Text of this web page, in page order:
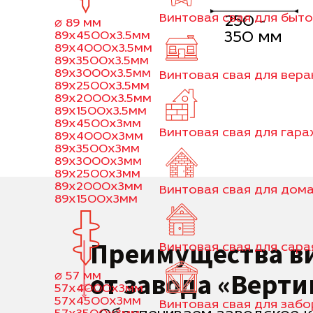
⌀ 89 мм
89x4500x3.5мм
89x4000x3.5мм
89x3500x3.5мм
89x3000x3.5мм
89x2500x3.5мм
89x2000x3.5мм
89x1500x3.5мм
89x4500x3мм
89x4000x3мм
89x3500x3мм
89x3000x3мм
89x2500x3мм
89x2000x3мм
89x1500x3мм
⌀ 57 мм
57x4000x3мм
57x4500x3мм
Винтовая свая для
Винтовая свая для
Винтовая свая для
Винтовая свая для
Винтовая свая для
Винтовая свая для
250 -
350 мм
Преимущества
от завода